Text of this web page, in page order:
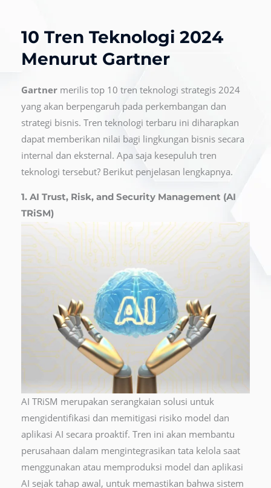
10 Tren Teknologi 2024
Menurut Gartner
Gartner merilis top 10 tren teknologi strategis 2024
yang akan berpengaruh pada perkembangan dan
strategi bisnis. Tren teknologi terbaru ini diharapkan
dapat memberikan nilai bagi lingkungan bisnis secara
internal dan eksternal. Apa saja kesepuluh tren
teknologi tersebut? Berikut penjelasan lengkapnya.
1. AI Trust, Risk, and Security Management (AI
TRiSM)
AI TRiSM merupakan serangkaian solusi untuk
mengidentifikasi dan memitigasi risiko model dan
aplikasi AI secara proaktif. Tren ini akan membantu
perusahaan dalam mengintegrasikan tata kelola saat
menggunakan atau memproduksi model dan aplikasi
AI sejak tahap awal, untuk memastikan bahwa sistem